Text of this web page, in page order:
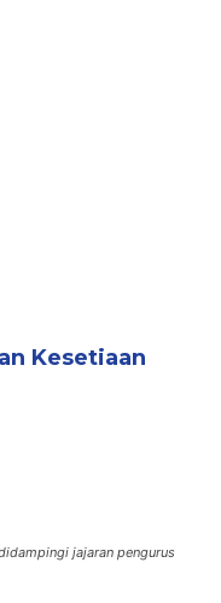
Kesetiaan
jajaran pengurus